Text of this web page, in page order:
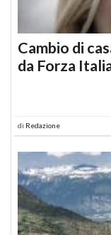
Cambio di
da Forza
di Redazione